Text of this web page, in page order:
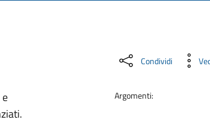
Condividi
Argomenti: